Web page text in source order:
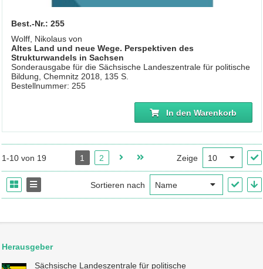
Best.-Nr.: 255
Wolff, Nikolaus von
Altes Land und neue Wege. Perspektiven des
Strukturwandels in Sachsen
Sonderausgabe für die Sächsische Landeszentrale für politische
Bildung, Chemnitz 2018, 135 S.
Bestellnummer: 255
In den Warenkorb
1-10 von 19 1 2 Zeige
Sortieren nach
Herausgeber
Sächsische Landeszentrale für politische